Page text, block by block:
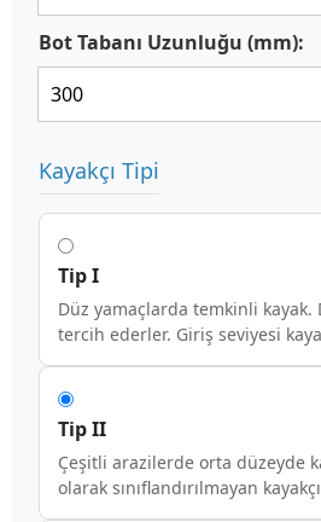
Bot Tabanı Uzunluğu (mm):
Kayakçı Tipi
Tip I
Düz yamaçlarda temkinli kayak.
tercih ederler. Giriş seviyesi
Tip II
Çeşitli arazilerde orta düzeyde
olarak sınıflandırılmayan